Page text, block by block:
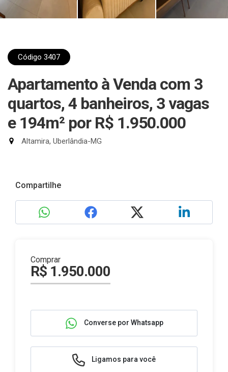
Código 3407
Apartamento à Venda com 3
quartos, 4 banheiros, 3 vagas
e 194m² por R$ 1.950.000
Altamira, Uberlândia-MG
Compartilhe
Comprar
R$ 1.950.000
Converse por Whatsapp
Ligamos para você